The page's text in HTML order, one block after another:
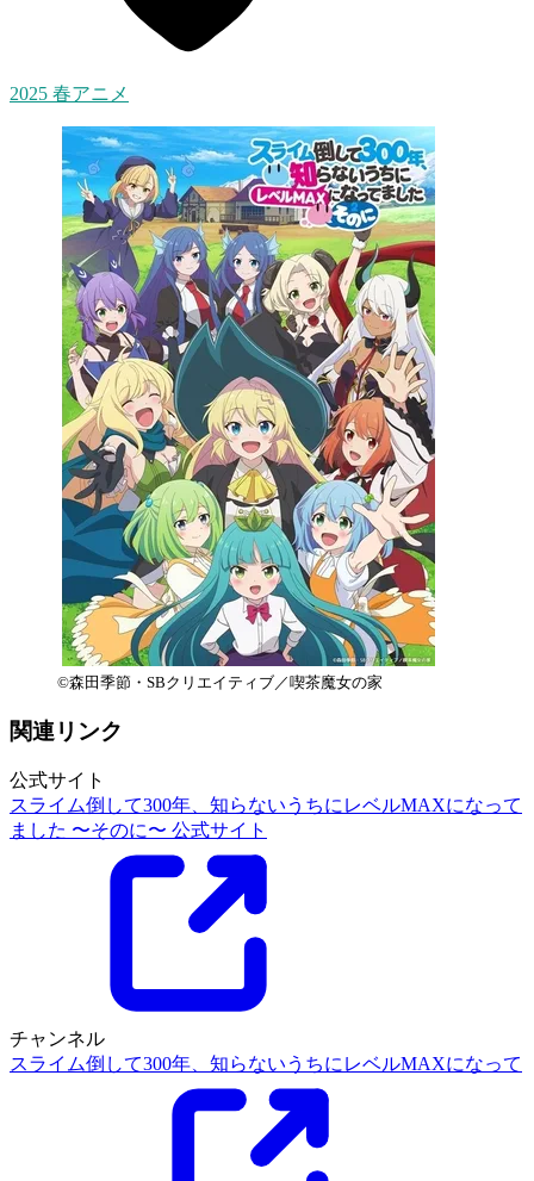
2025 春アニメ
©森田季節・SBクリエイティブ／喫茶魔女の家
関連リンク
公式サイト
スライム倒して300年、知らないうちにレベルMAXになって
ました 〜そのに〜 公式サイト
チャンネル
スライム倒して300年、知らないうちにレベルMAXになって